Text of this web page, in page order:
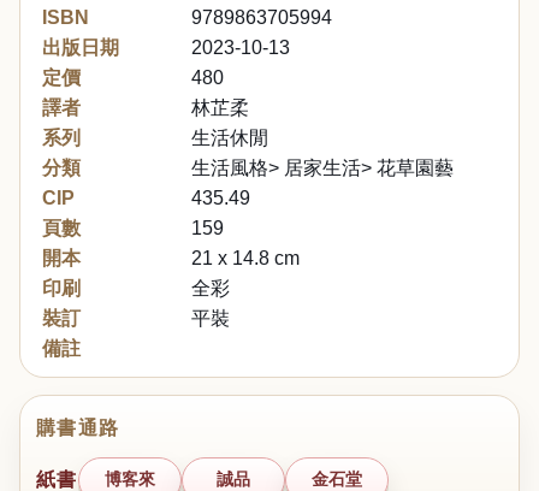
ISBN
9789863705994
出版日期
2023-10-13
定價
480
譯者
林芷柔
系列
生活休閒
分類
生活風格> 居家生活> 花草園藝
CIP
435.49
頁數
159
開本
21 x 14.8 cm
印刷
全彩
裝訂
平裝
備註
購書通路
紙書 博客來 誠品 金石堂